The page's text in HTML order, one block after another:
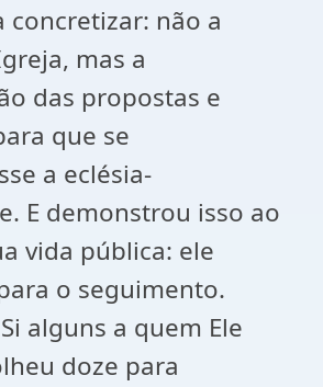
concretizar: não a
mas a
das propostas e
que se
a eclésia-
E demonstrou isso ao
vida pública: ele
o seguimento.
alguns a quem Ele
doze para